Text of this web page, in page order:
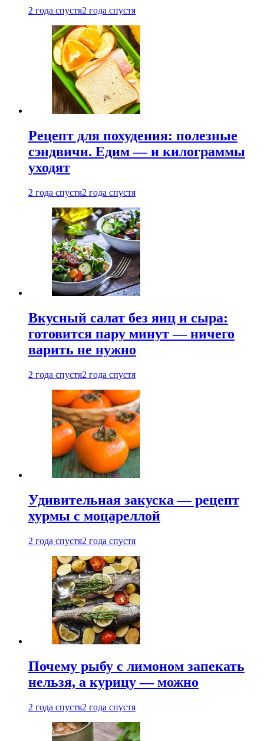
2 года спустя2 года спустя
Рецепт для похудения: полезные
сэндвичи. Едим — и килограммы
уходят
2 года спустя2 года спустя
Вкусный салат без яиц и сыра:
готовится пару минут — ничего
варить не нужно
2 года спустя2 года спустя
Удивительная закуска — рецепт
хурмы с моцареллой
2 года спустя2 года спустя
Почему рыбу с лимоном запекать
нельзя, а курицу — можно
2 года спустя2 года спустя